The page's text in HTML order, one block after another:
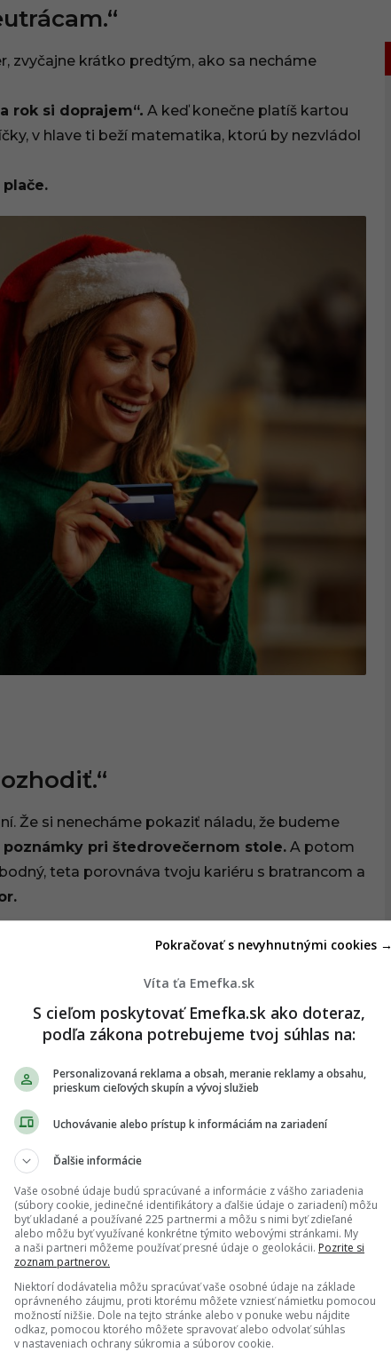
zvyčajne krátko predtým, ako sa necháme
rok si doprajem“. A keď konečne platíš kartou
v hlave ti beží matematika, ktorú by nezvládol
Že si nenecháme pokaziť náladu, že budeme
pri štedrovečernom stole. A potom
teta porovnáva tvoju kariéru s bratrancom a
ŤA ZAUJÍMAŤ:
ľudí novou vianočnou reklamou. Mala
no žne len kritiku
nájdeš na ďalšej strane
/ 2
, VIANOCE, VIANOČNÝ ČAS
ZDIEĽAŤ NA WHATSAPP
Víta ťa Emefka.sk
S cieľom poskytovať Emefka.sk ako doteraz,
podľa zákona potrebujeme tvoj súhlas na:
Personalizovaná reklama a obsah, meranie reklamy a obsahu,
prieskum cieľových skupín a vývoj služieb
Uchovávanie alebo prístup k informáciám na zariadení
Ďalšie informácie
Vaše osobné údaje budú spracúvané a informácie z vášho zariadenia
(súbory cookie, jedinečné identifikátory a ďalšie údaje o zariadení) môžu
byť ukladané a používané 225 partnermi a môžu s nimi byť zdieľané
alebo môžu byť využívané konkrétne týmito webovými stránkami. My
a naši partneri môžeme používať presné údaje o geolokácii. Pozrite si
zoznam partnerov.
Niektorí dodávatelia môžu spracúvať vaše osobné údaje na základe
oprávneného záujmu, proti ktorému môžete vzniesť námietku pomocou
možností nižšie. Dole na tejto stránke alebo v ponuke webu nájdite
odkaz, pomocou ktorého môžete spravovať alebo odvolať súhlas
v nastaveniach ochrany súkromia a súborov cookie.
Pokračovať s nevyhnutnými cookies →